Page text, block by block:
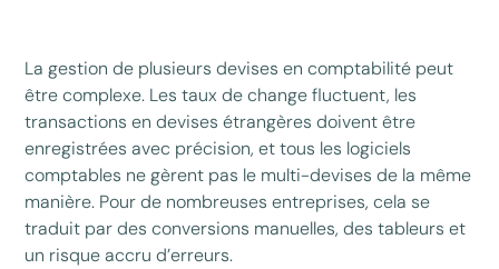
La gestion de plusieurs devises en comptabilité peut
être complexe. Les taux de change fluctuent, les
transactions en devises étrangères doivent être
enregistrées avec précision, et tous les logiciels
comptables ne gèrent pas le multi-devises de la même
manière. Pour de nombreuses entreprises, cela se
traduit par des conversions manuelles, des tableurs et
un risque accru d’erreurs.